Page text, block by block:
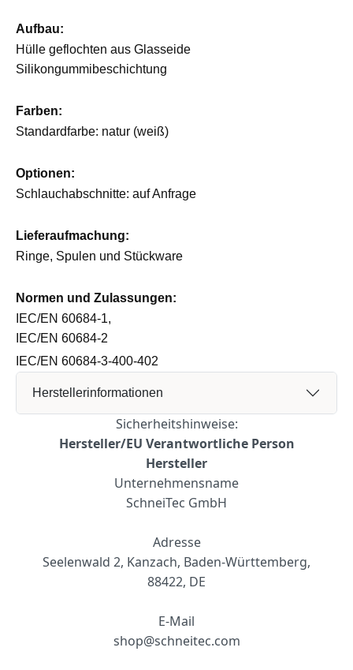
Aufbau:
Hülle geflochten aus Glasseide
Silikongummibeschichtung
Farben:
Standardfarbe: natur (weiß)
Optionen:
Schlauchabschnitte: auf Anfrage
Lieferaufmachung:
Ringe, Spulen und Stückware
Normen und Zulassungen:
IEC/EN 60684-1,
IEC/EN 60684-2
IEC/EN 60684-3-400-402
Herstellerinformationen
Sicherheitshinweise:
Hersteller/EU Verantwortliche Person
Hersteller
Unternehmensname
SchneiTec GmbH
Adresse
Seelenwald 2, Kanzach, Baden-Württemberg,
88422, DE
E-Mail
shop@schneitec.com